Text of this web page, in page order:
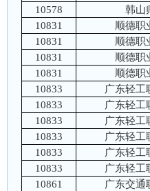
10578
韩山
10831
顺德职
10831
顺德职
10831
顺德职
10831
顺德职
10833
广东轻工
10833
广东轻工
10833
广东轻工
10833
广东轻工
10833
广东轻工
10833
广东轻工
10861
广东交通